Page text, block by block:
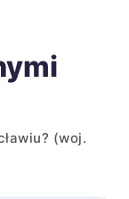
(woj.